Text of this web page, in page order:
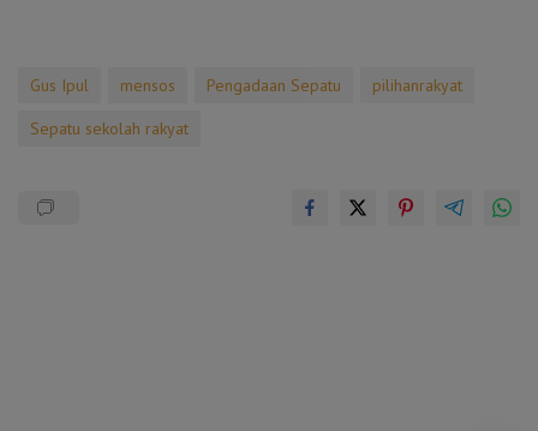
Gus Ipul mensos Pengadaan Sepatu
pilihanrakyat
Sepatu sekolah rakyat